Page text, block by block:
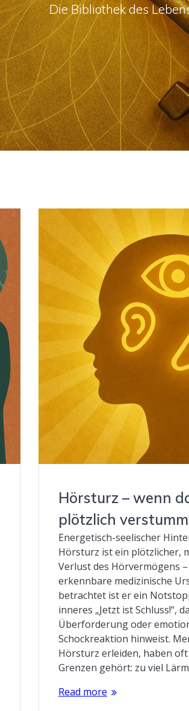
Die Bibliothek des
Hörsturz – wenn
plötzlich
Energetisch-seelischer
Hörsturz ist ein plötzlicher,
Verlust des Hörvermögens
erkennbare medizinische
betrachtet ist er ein
inneres „Jetzt ist Schluss!“,
Überforderung oder
Schockreaktion hinweist.
Hörsturz erleiden, haben
Grenzen gehört: zu viel
Read more